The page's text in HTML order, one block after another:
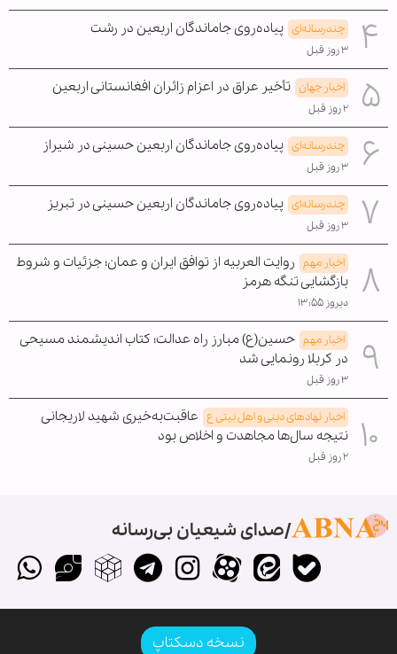
چندرسانه‌ای پیاده‌روی جاماندگان اربعین در رشت
۳ روز قبل
اخبار جهان تأخیر عراق در اعزام زائران افغانستانی اربعین
۲ روز قبل
چندرسانه‌ای پیاده‌روی جاماندگان اربعین حسینی در شیراز
۳ روز قبل
چندرسانه‌ای پیاده‌روی جاماندگان اربعین حسینی در تبریز
۳ روز قبل
اخبار مهم روایت العربیه از توافق ایران و عمان؛ جزئیات و شروط
بازگشایی تنگه هرمز
دیروز ۱۳:۵۵
اخبار مهم حسین(ع) مبارز راه عدالت؛ کتاب اندیشمند مسیحی
در کربلا رونمایی شد
۳ روز قبل
اخبار نهادهای دینی و اهل بیتی ع عاقبت‌به‌خیری شهید لاریجانی
نتیجه سال‌ها مجاهدت و اخلاص بود
۲ روز قبل
صدای شیعیان بی‌رسانه
نسخه دسکتاپ